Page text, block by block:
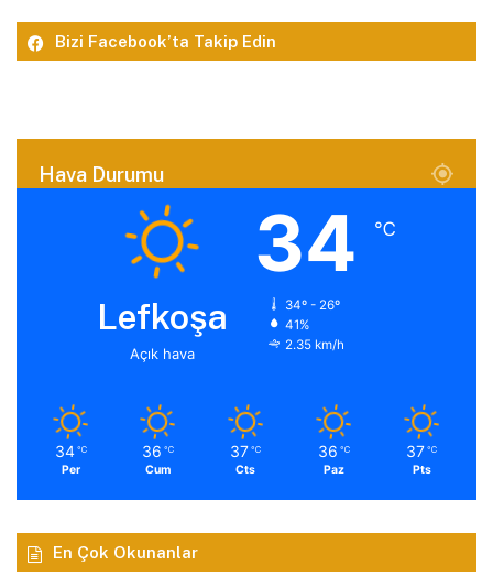
Bizi Facebook’ta Takip Edin
Hava Durumu
Lefkoşa
Açık hava
34 ℃
34º - 26º
41%
2.35 km/h
34 ℃
Per
36 ℃
Cum
37 ℃
Cts
36 ℃
Paz
37 ℃
Pts
En Çok Okunanlar